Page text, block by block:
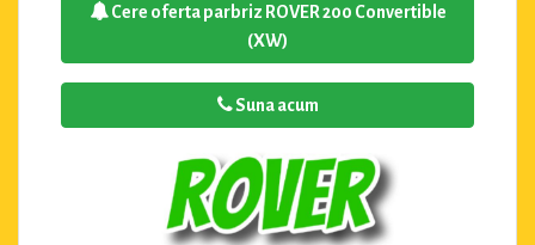
Cere oferta parbriz ROVER 200 Convertible
(XW)
Suna acum